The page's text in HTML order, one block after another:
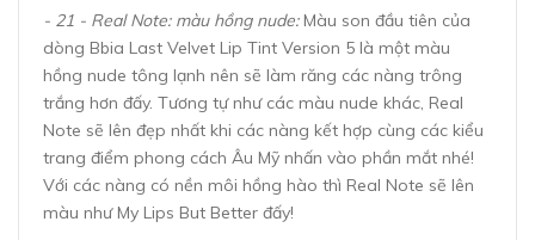
- 21 - Real Note: màu hồng nude: Màu son đầu tiên của
dòng Bbia Last Velvet Lip Tint Version 5 là một màu
hồng nude tông lạnh nên sẽ làm răng các nàng trông
trắng hơn đấy. Tương tự như các màu nude khác, Real
Note sẽ lên đẹp nhất khi các nàng kết hợp cùng các kiểu
trang điểm phong cách Âu Mỹ nhấn vào phần mắt nhé!
Với các nàng có nền môi hồng hào thì Real Note sẽ lên
màu như My Lips But Better đấy!